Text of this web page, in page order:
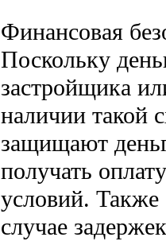
Финансовая
Поскольку
застройщика
наличии такой
защищают
получать
условий. Также
случае